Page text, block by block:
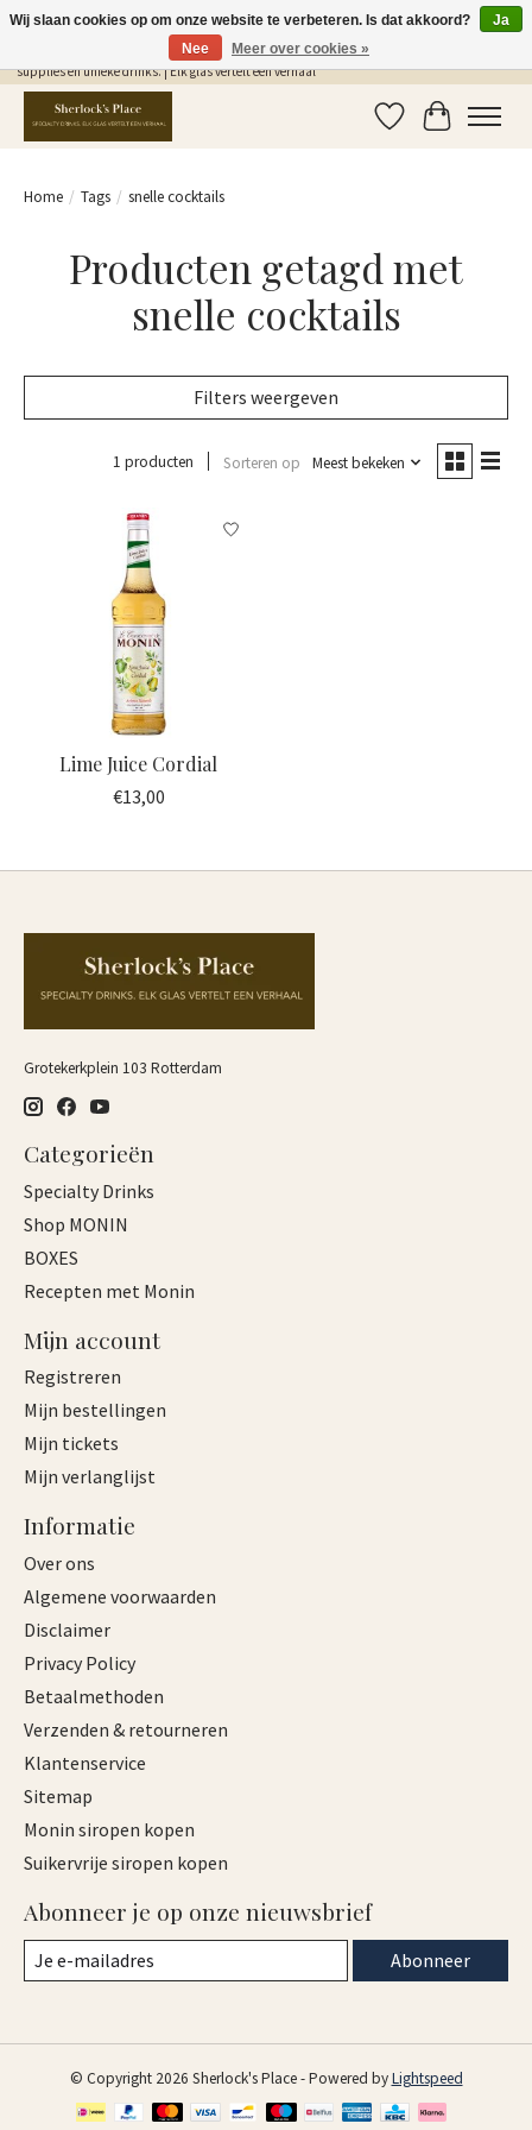
Gratis Verzending in NL vanaf €75,- | Sherlocks Place: dé plek voor MONIN siropen, bar
supplies en unieke drinks. | Elk glas vertelt een verhaal
Verlanglijst
Home / Tags / snelle cocktails
Producten getagd met
snelle cocktails
Filters weergeven
1 producten Sorteren op Meest bekeken
Lime Juice Cordial
€13,00
Grotekerkplein 103 Rotterdam
Categorieën
Specialty Drinks
Shop MONIN
BOXES
Recepten met Monin
Mijn account
Registreren
Mijn bestellingen
Mijn tickets
Mijn verlanglijst
Informatie
Over ons
Algemene voorwaarden
Disclaimer
Privacy Policy
Betaalmethoden
Verzenden & retourneren
Klantenservice
Sitemap
Monin siropen kopen
Suikervrije siropen kopen
Abonneer je op onze nieuwsbrief
Abonneer
© Copyright 2026 Sherlock's Place - Powered byLightspeed
Wij slaan cookies op om onze website te verbeteren. Is dat akkoord?
Ja
Nee
Meer over cookies »